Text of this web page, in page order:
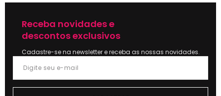
Receba novidades e
descontos exclusivos
Cadastre-se na newsletter e receba as nossas novidades.